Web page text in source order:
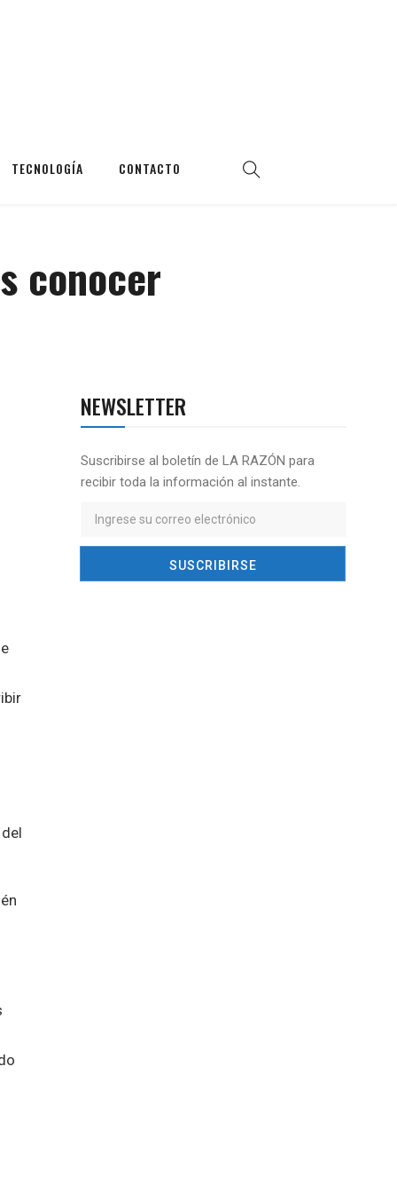
TECNOLOGÍA CONTACTO
conocer
NEWSLETTER
Suscribirse al boletín de LA RAZÓN para
recibir toda la información al instante.